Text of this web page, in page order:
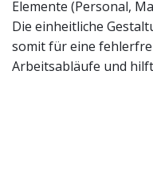
Elemente (Personal,
Die einheitliche
somit für eine
Arbeitsabläufe und